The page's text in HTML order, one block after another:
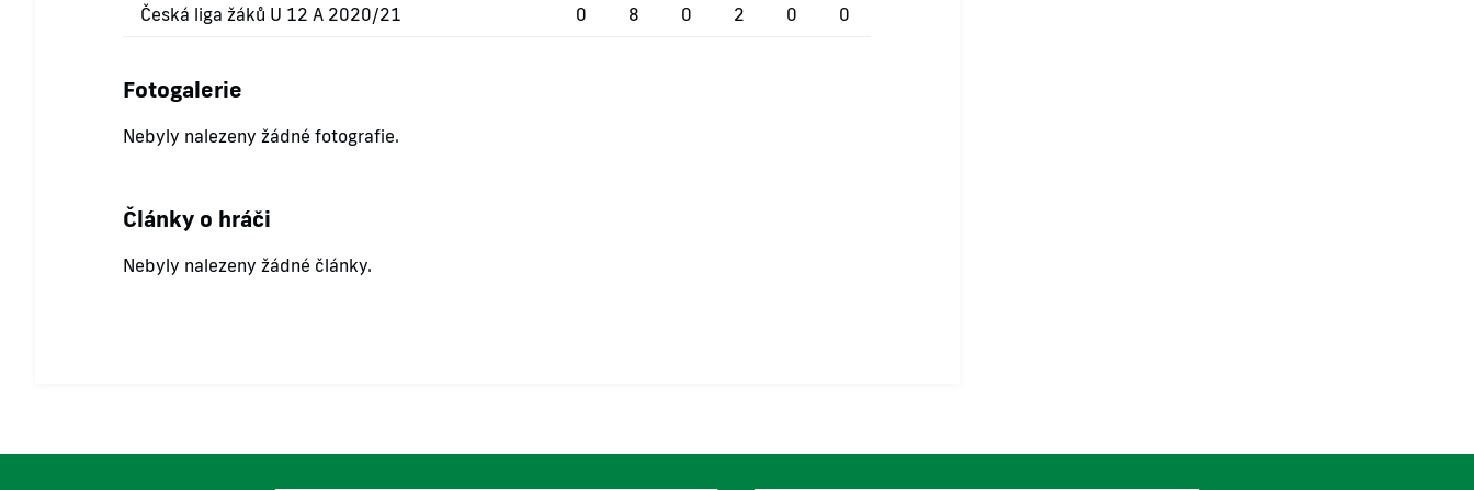
Česká liga žáků U 12 A 2020/21 0 8 0 2 0 0
Fotogalerie
Nebyly nalezeny žádné fotografie.
Články o hráči
Nebyly nalezeny žádné články.